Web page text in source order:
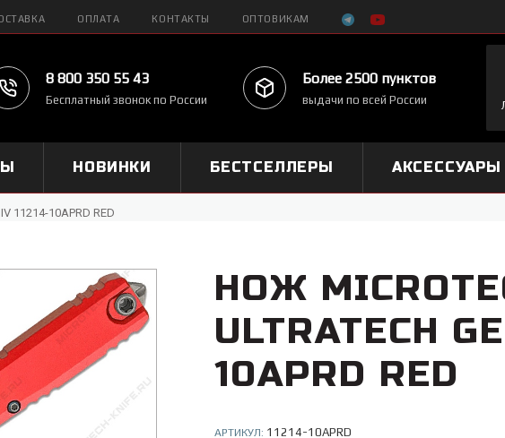
ОПЛАТА КОНТАКТЫ ОПТОВИКАМ
8 800 350 55 43
Бесплатный звонок по России
Более 2500 пунктов
выдачи по всей России
НОВИНКИ БЕСТСЕЛЛЕРЫ АКСЕССУАРЫ
11214-10APRD RED
НОЖ
ULTRATECH
10APRD RED
АРТИКУЛ: 11214-10APRD